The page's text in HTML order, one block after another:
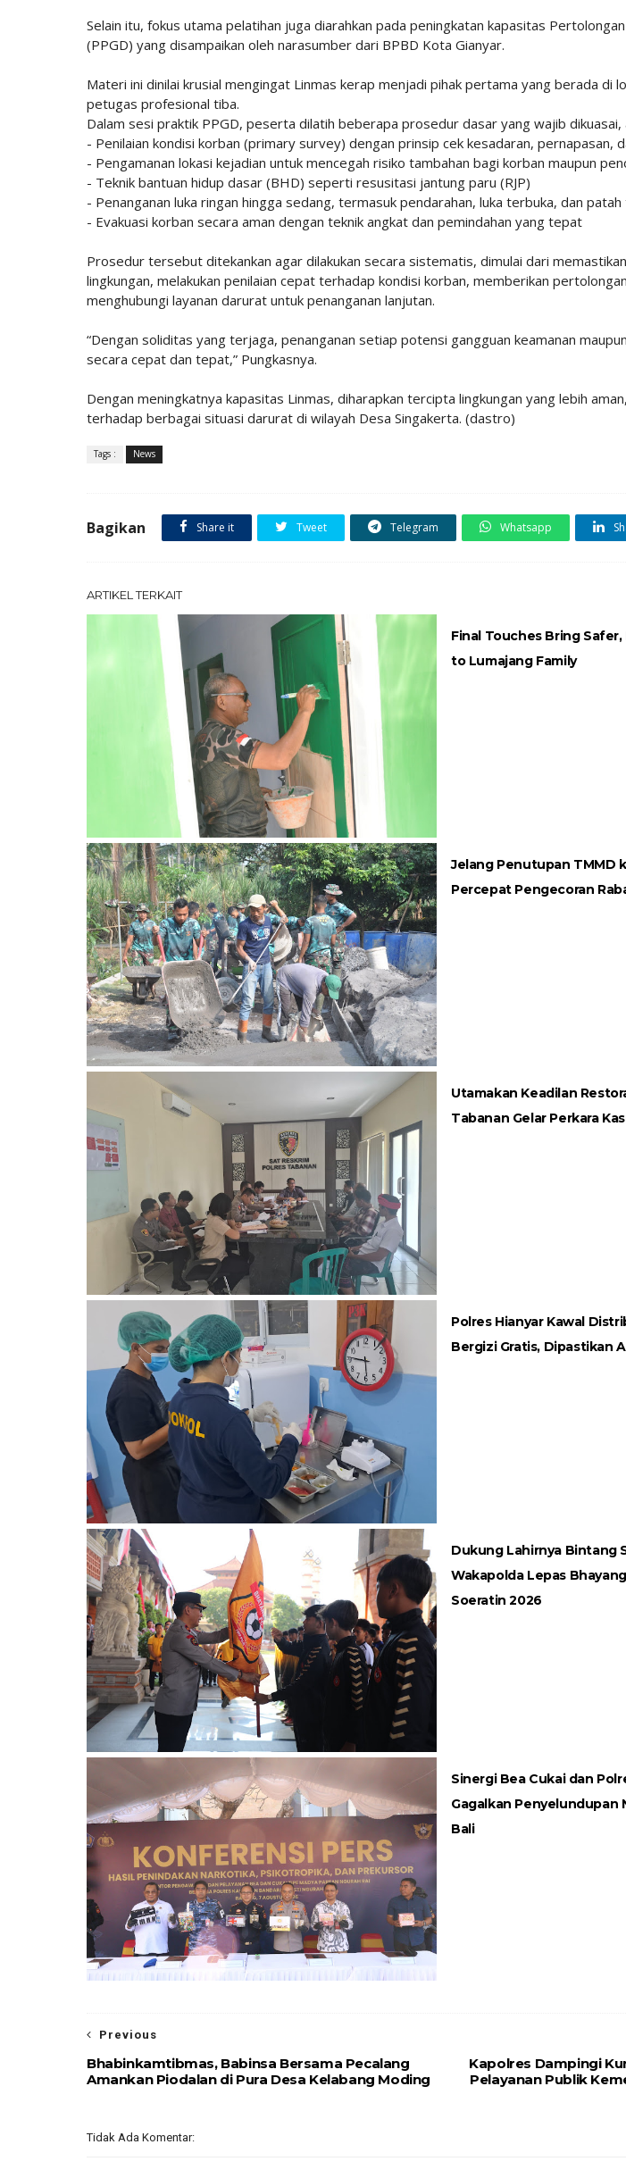
Selain itu, fokus utama pelatihan juga diarahkan pada peningkatan kapasitas
(PPGD) yang disampaikan oleh narasumber dari BPBD Kota Gianyar.
Materi ini dinilai krusial mengingat Linmas kerap menjadi pihak pertama yang berada di
petugas profesional tiba.
Dalam sesi praktik PPGD, peserta dilatih beberapa prosedur dasar yang wajib dikuasai,
- Penilaian kondisi korban (primary survey) dengan prinsip cek kesadaran, pernapasan,
- Pengamanan lokasi kejadian untuk mencegah risiko tambahan bagi korban maupun
- Teknik bantuan hidup dasar (BHD) seperti resusitasi jantung paru (RJP)
- Penanganan luka ringan hingga sedang, termasuk pendarahan, luka terbuka, dan
- Evakuasi korban secara aman dengan teknik angkat dan pemindahan yang tepat
Prosedur tersebut ditekankan agar dilakukan secara sistematis, dimulai dari
lingkungan, melakukan penilaian cepat terhadap kondisi korban, memberikan
menghubungi layanan darurat untuk penanganan lanjutan.
“Dengan soliditas yang terjaga, penanganan setiap potensi gangguan keamanan
secara cepat dan tepat,” Pungkasnya.
Dengan meningkatnya kapasitas Linmas, diharapkan tercipta lingkungan yang lebih
terhadap berbagai situasi darurat di wilayah Desa Singakerta. (dastro)
Tags : News
Bagikan Share it Tweet Telegram Whatsapp
ARTIKEL TERKAIT
Final Touches Bring
to Lumajang Family
Jelang Penutupan TMMD
Percepat Pengecoran
Utamakan Keadilan
Tabanan Gelar Perkara
Polres Hianyar Kawal
Bergizi Gratis, Dipastikan
Dukung Lahirnya Bintang
Wakapolda Lepas
Soeratin 2026
Sinergi Bea Cukai dan
Gagalkan Penyelundupan
Bali
Kapolres Dampingi
Pelayanan Publik
Previous
Bhabinkamtibmas, Babinsa Bersama Pecalang
Amankan Piodalan di Pura Desa Kelabang Moding
Tidak Ada Komentar: